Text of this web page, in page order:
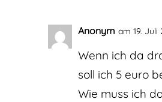
Anonym am 19. Juli
Wenn ich da
soll ich 5 euro
Wie muss ich